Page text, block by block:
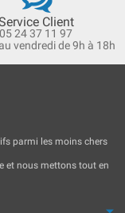
Client
05 24 37 11 97
vendredi de 9h à 18h
parmi les moins chers
et nous mettons tout en